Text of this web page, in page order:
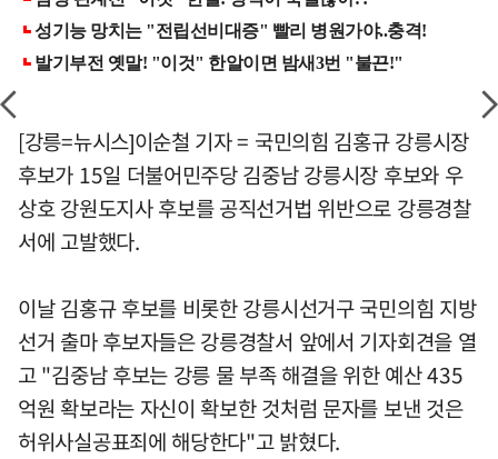
[강릉=뉴시스]이순철 기자 = 국민의힘 김홍규 강릉시장
후보가 15일 더불어민주당 김중남 강릉시장 후보와 우
상호 강원도지사 후보를 공직선거법 위반으로 강릉경찰
서에 고발했다.
이날 김홍규 후보를 비롯한 강릉시선거구 국민의힘 지방
선거 출마 후보자들은 강릉경찰서 앞에서 기자회견을 열
고 "김중남 후보는 강릉 물 부족 해결을 위한 예산 435
억원 확보라는 자신이 확보한 것처럼 문자를 보낸 것은
허위사실공표죄에 해당한다"고 밝혔다.